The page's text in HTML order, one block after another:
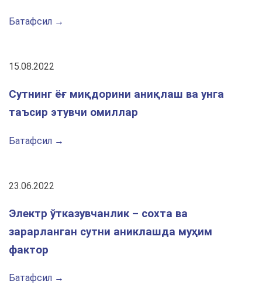
Батафсил →
15.08.2022
Сутнинг ёғ миқдорини аниқлаш ва унга
таъсир этувчи омиллар
Батафсил →
23.06.2022
Электр ўтказувчанлик – сохта ва
зарарланган сутни аниклашда муҳим
фактор
Батафсил →